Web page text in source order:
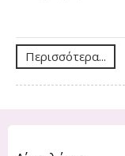
Περισσότερα...